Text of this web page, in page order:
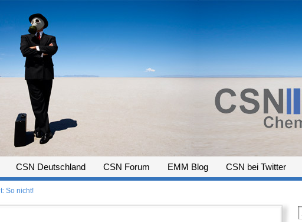
CSN Deutschland CSN Forum EMM Blog CSN bei Twitter
So nicht!